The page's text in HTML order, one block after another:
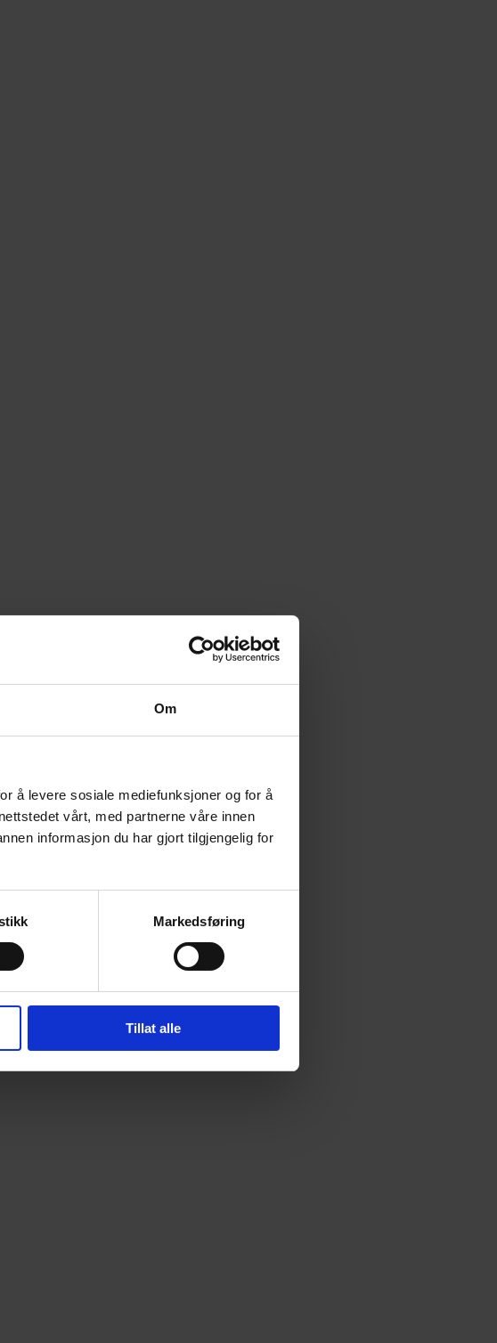
Om
å levere sosiale mediefunksjoner og for å
vårt, med partnerne våre innen
informasjon du har gjort tilgjengelig for
Markedsføring
Tillat alle